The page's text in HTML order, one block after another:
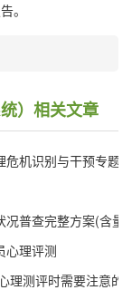
。
）相关文章
机识别与干预专题
况普查完整方案(含量
心理评测
理测评时需要注意的